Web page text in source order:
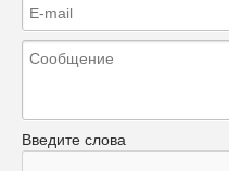
Введите слова